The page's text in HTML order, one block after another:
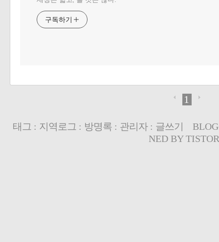
구독하기
1
태그 : 지역로그 : 방명록: 관리자: 글쓰기
NED BY